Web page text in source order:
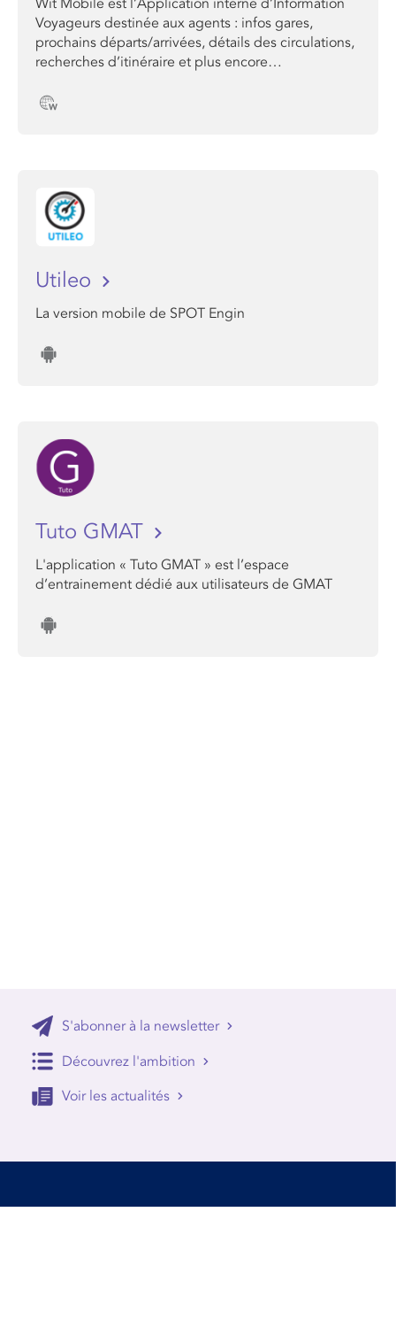
Voyageurs destinée aux agents : infos gares,
prochains départs/arrivées, détails des circulations,
recherches d’itinéraire et plus encore…
Utileo
La version mobile de SPOT Engin
Tuto GMAT
L'application « Tuto GMAT » est l’espace
d’entrainement dédié aux utilisateurs de GMAT
S'abonner à la newsletter
Découvrez l'ambition
Voir les actualités